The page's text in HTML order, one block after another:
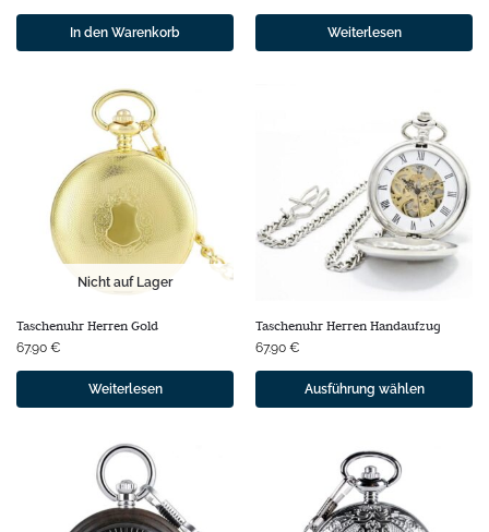
In den Warenkorb Weiterlesen
Nicht auf Lager
Taschenuhr Herren Gold
67.90 €
Weiterlesen
Taschenuhr Herren Handaufzug
67.90 €
Ausführung wählen